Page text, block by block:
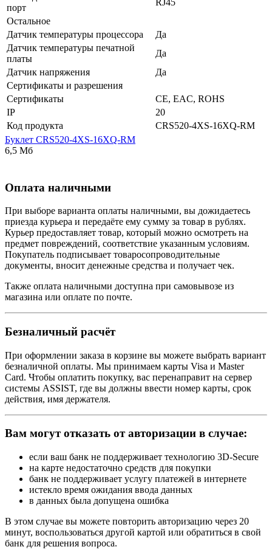
порт
Остальное
Датчик температуры процессора
Да
Датчик температуры печатной
платы
Да
Датчик напряжения
Да
Сертификаты и разрешения
Сертификаты
CE, EAC, ROHS
IP
20
Код продукта
CRS520-4XS-16XQ-RM
Буклет CRS520-4XS-16XQ-RM
6,5 Мб
Оплата наличными
При выборе варианта оплаты наличными, вы дожидаетесь
приезда курьера и передаёте ему сумму за товар в рублях.
Курьер предоставляет товар, который можно осмотреть на
предмет повреждений, соответствие указанным условиям.
Покупатель подписывает товаросопроводительные
документы, вносит денежные средства и получает чек.
Также оплата наличными доступна при самовывозе из
магазина или оплате по почте.
Безналичный расчёт
При оформлении заказа в корзине вы можете выбрать вариант
безналичной оплаты. Мы принимаем карты Visa и Master
Card. Чтобы оплатить покупку, вас перенаправит на сервер
системы ASSIST, где вы должны ввести номер карты, срок
действия, имя держателя.
Вам могут отказать от авторизации в случае:
если ваш банк не поддерживает технологию 3D-Secure
на карте недостаточно средств для покупки
банк не поддерживает услугу платежей в интернете
истекло время ожидания ввода данных
в данных была допущена ошибка
В этом случае вы можете повторить авторизацию через 20
минут, воспользоваться другой картой или обратиться в свой
банк для решения вопроса.